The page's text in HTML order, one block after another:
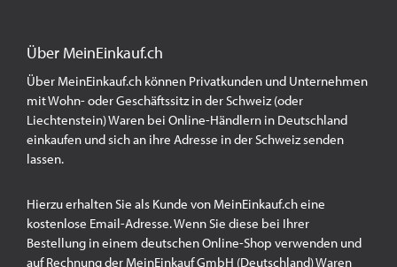
Über MeinEinkauf.ch
Über MeinEinkauf.ch können Privatkunden und Unternehmen
mit Wohn- oder Geschäftssitz in der Schweiz (oder
Liechtenstein) Waren bei Online-Händlern in Deutschland
einkaufen und sich an ihre Adresse in der Schweiz senden
lassen.
Hierzu erhalten Sie als Kunde von MeinEinkauf.ch eine
kostenlose Email-Adresse. Wenn Sie diese bei Ihrer
Bestellung in einem deutschen Online-Shop verwenden und
auf Rechnung der MeinEinkauf GmbH (Deutschland) Waren